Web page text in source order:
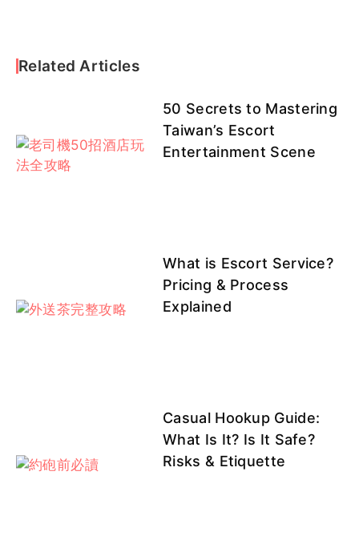
Related Articles
50 Secrets to Mastering
Taiwan’s Escort
Entertainment Scene
What is Escort Service?
Pricing & Process
Explained
Casual Hookup Guide:
What Is It? Is It Safe?
Risks & Etiquette